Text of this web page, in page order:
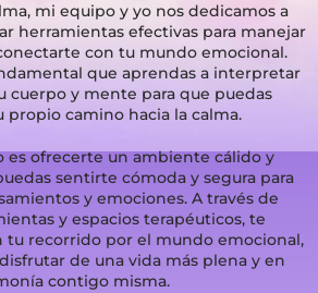
mi equipo y yo nos dedicamos a
herramientas efectivas para manejar
con tu mundo emocional.
que aprendas a interpretar
cuerpo y mente para que puedas
propio camino hacia la calma.
es ofrecerte un ambiente cálido y
sentirte cómoda y segura para
y emociones. A través de
y espacios terapéuticos, te
tu recorrido por el mundo emocional,
de una vida más plena y en
contigo misma.